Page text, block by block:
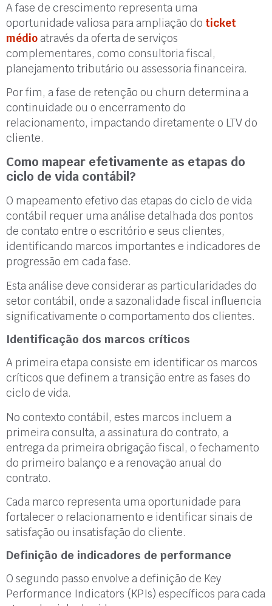
A fase de crescimento representa uma
oportunidade valiosa para ampliação do ticket
médioatravés da oferta de serviços
complementares, como consultoria fiscal,
planejamento tributário ou assessoria financeira.
Por fim, a fase de retenção ou churn determina a
continuidade ou o encerramento do
relacionamento, impactando diretamente o LTV do
cliente.
Como mapear efetivamente as etapas do
ciclo de vida contábil?
O mapeamento efetivo das etapas do ciclo de vida
contábil requer uma análise detalhada dos pontos
de contato entre o escritório e seus clientes,
identificando marcos importantes e indicadores de
progressão em cada fase.
Esta análise deve considerar as particularidades do
setor contábil, onde a sazonalidade fiscal influencia
significativamente o comportamento dos clientes.
Identificação dos marcos críticos
A primeira etapa consiste em identificar os marcos
críticos que definem a transição entre as fases do
ciclo de vida.
No contexto contábil, estes marcos incluem a
primeira consulta, a assinatura do contrato, a
entrega da primeira obrigação fiscal, o fechamento
do primeiro balanço e a renovação anual do
contrato.
Cada marco representa uma oportunidade para
fortalecer o relacionamento e identificar sinais de
satisfação ou insatisfação do cliente.
Definição de indicadores de performance
O segundo passo envolve a definição de Key
Performance Indicators (KPIs) específicos para cada